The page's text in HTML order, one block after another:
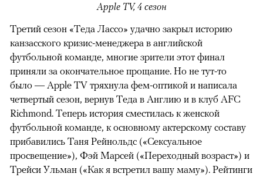
Apple TV, 4 сезон
00:00 / 00:00
Третий сезон «Теда Лассо» удачно закрыл историю
канзасского кризис-менеджера в английской
футбольной команде, многие зрители этот финал
приняли за окончательное прощание. Но не тут-то
было — Apple TV тряхнула фем-оптикой и написала
четвертый сезон, вернув Теда в Англию и в клуб AFC
Richmond. Теперь история сместилась к женской
футбольной команде, к основному актерскому составу
прибавились Таня Рейнольдс («Сексуальное
просвещение»), Фэй Марсей («Переходный возраст») и
Трейси Ульман («Как я встретил вашу маму»). Рейтинги